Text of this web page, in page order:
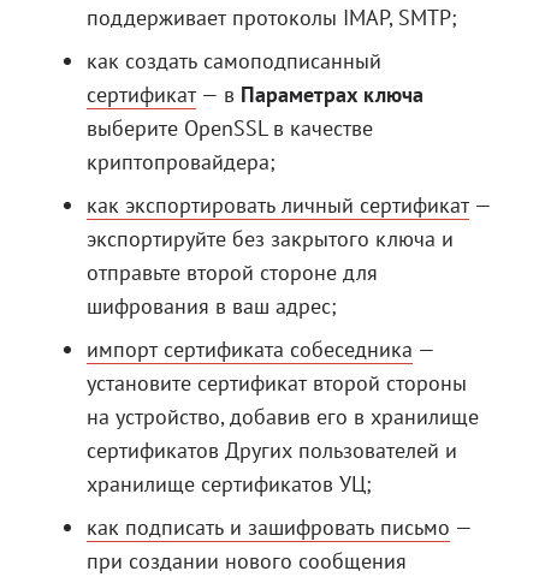
поддерживает протоколы IMAP, SMTP;
как создать самоподписанный
сертификат— в Параметрах ключа
выберите OpenSSL в качестве
криптопровайдера;
как экспортировать личный сертификат—
экспортируйте без закрытого ключа и
отправьте второй стороне для
шифрования в ваш адрес;
импорт сертификата собеседника —
установите сертификат второй стороны
на устройство, добавив его в хранилище
сертификатов Других пользователей и
хранилище сертификатов УЦ;
как подписать и зашифровать письмо —
при создании нового сообщения